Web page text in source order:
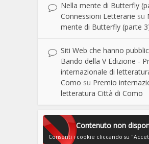
Nella mente di Butterfly
Connessioni Letterarie su
mente di Butterfly (parte
Siti Web che hanno
Bando della V Edizione -
internazionale di
Como su Premio
letteratura Città di Como
Contenuto non
Consenti i cookie cliccando su